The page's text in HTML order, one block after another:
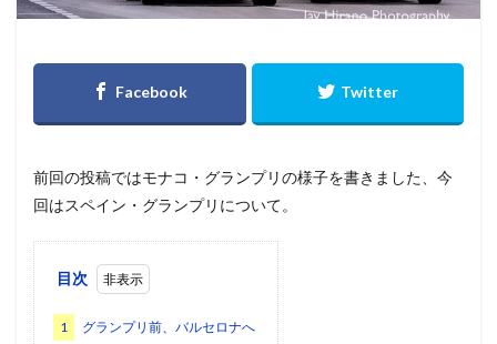
前回の投稿ではモナコ・グランプリの様子を書きました、今
回はスペイン・グランプリについて。
目次
1 グランプリ前、バルセロナへ